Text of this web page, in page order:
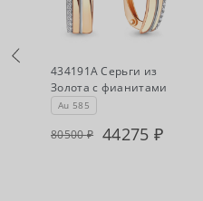
434191А Серьги из
Золота с фианитами
Au 585
80500 44275